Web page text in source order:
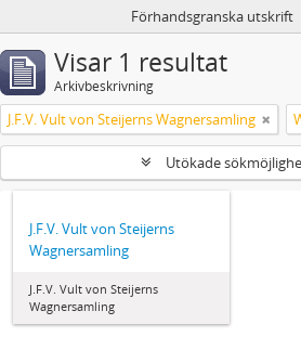
Förhandsgranska utskrift
Visar 1 resultat
Arkivbeskrivning
J.F.V. Vult von Steijerns Wagnersamling
Utökade
J.F.V. Vult von Steijerns
Wagnersamling
J.F.V. Vult von Steijerns
Wagnersamling